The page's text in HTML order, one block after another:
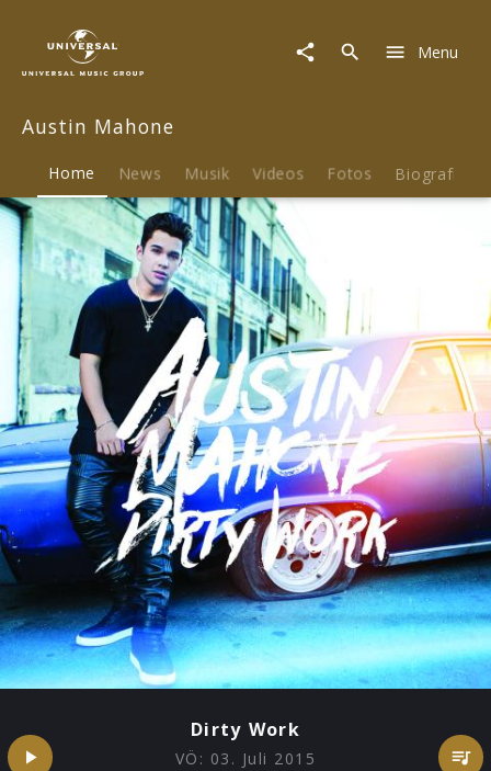
Musik
Merch
Menu
Austin Mahone
Home News Musik Videos Fotos Biografie
Dirty Work
VÖ: 03. Juli 2015